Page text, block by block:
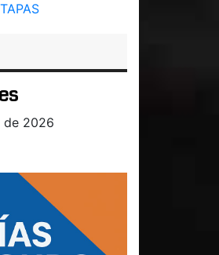
de 2026